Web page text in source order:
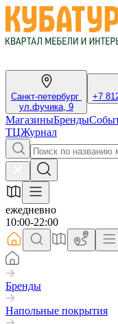
Санкт-петербург
ул.фучика, 9
+7
МагазиныБренды
ТЦЖурнал
ежедневно
10:00-22:00
Бренды
Напольные покрытия